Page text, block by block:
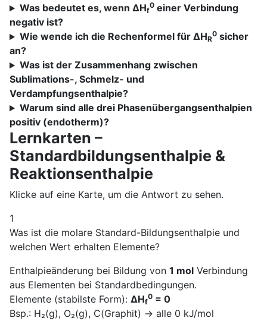
Was bedeutet es, wenn ΔHf
0einer Verbindung
negativ ist?
Wie wende ich die Rechenformel für ΔHR
0sicher
an?
Was ist der Zusammenhang zwischen
Sublimations-, Schmelz- und
Verdampfungsenthalpie?
Warum sind alle drei Phasenübergangsenthalpien
positiv (endotherm)?
Lernkarten –
Standardbildungsenthalpie &
Reaktionsenthalpie
Klicke auf eine Karte, um die Antwort zu sehen.
1
Was ist die molare Standard-Bildungsenthalpie und
welchen Wert erhalten Elemente?
Enthalpieänderung bei Bildung von 1 mol Verbindung
aus Elementen bei Standardbedingungen.
Elemente (stabilste Form): ΔHf
0 = 0
Bsp.: H₂(g), O₂(g), C(Graphit) → alle 0 kJ/mol